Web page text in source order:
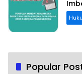
Popular